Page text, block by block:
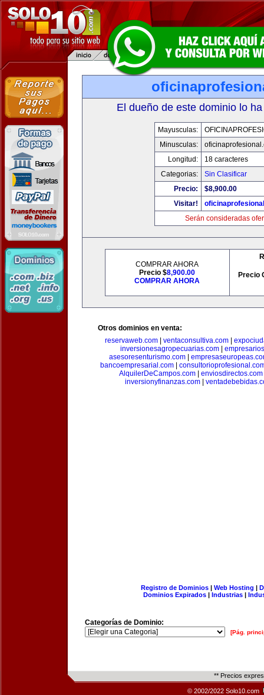
El dueño de este dominio lo
Mayusculas:
Minusculas:
Longitud:
18 caracteres
Categorias:
Sin Clasificar
Precio:
$8,900.00
Visitar!
Serán consideradas
COMPRAR AHORA
Precio $8,900.00
COMPRAR AHORA
Precio
Otros dominios en venta:
reservaweb.com| ventaconsultiva.com|
inversionesagropecuarias.com
asesoresenturismo.com|
bancoempresarial.com
AlquilerDeCampos.com
enviosdirectos.com
inversionyfinanzas.com|
Registro de Dominios| Web Hosting |
Dominios Expirados | Industrias |
Categorías de Dominio:
[Pág.
** Precios
© 2002/2022 Solo10.com